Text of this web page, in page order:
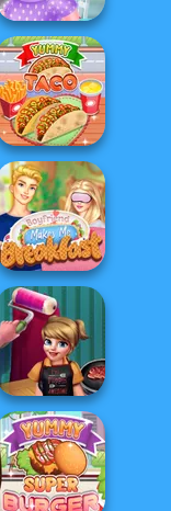
Unicorns
Donuteria
Yummy Taco
Boyfriend Makes
Me Breakfast
Cook And
Decorate